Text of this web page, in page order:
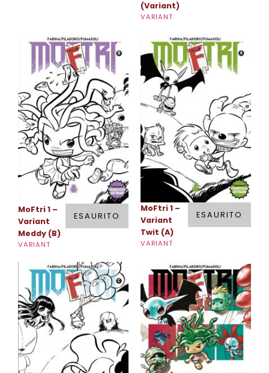
(Variant)
VARIANT
MoFtri 1 –
Variant
Meddy (B)
VARIANT
ESAURITO
MoFtri 1 –
Variant
Twit (A)
VARIANT
ESAURITO